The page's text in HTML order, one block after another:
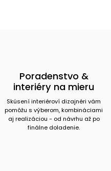
Poradenstvo &
interiéry na mieru
Skúsení interiéroví dizajnéri vám
pomôžu s výberom, kombináciami
aj realizáciou - od návrhu až po
finálne doladenie.